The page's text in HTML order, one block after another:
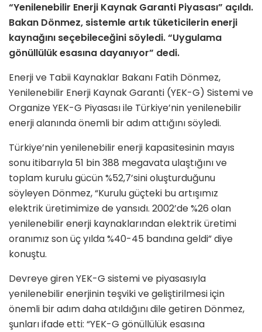
“Yenilenebilir Enerji Kaynak Garanti Piyasası” açıldı.
Bakan Dönmez, sistemle artık tüketicilerin enerji
kaynağını seçebileceğini söyledi. “Uygulama
gönüllülük esasına dayanıyor” dedi.
Enerji ve Tabii Kaynaklar Bakanı Fatih Dönmez,
Yenilenebilir Enerji Kaynak Garanti (YEK-G) Sistemi ve
Organize YEK-G Piyasası ile Türkiye’nin yenilenebilir
enerji alanında önemli bir adım attığını söyledi.
Türkiye’nin yenilenebilir enerji kapasitesinin mayıs
sonu itibarıyla 51 bin 388 megavata ulaştığını ve
toplam kurulu gücün %52,7’sini oluşturduğunu
söyleyen Dönmez, “Kurulu güçteki bu artışımız
elektrik üretimimize de yansıdı. 2002’de %26 olan
yenilenebilir enerji kaynaklarından elektrik üretimi
oranımız son üç yılda %40-45 bandına geldi” diye
konuştu.
Devreye giren YEK-G sistemi ve piyasasıyla
yenilenebilir enerjinin teşviki ve geliştirilmesi için
önemli bir adım daha atıldığını dile getiren Dönmez,
şunları ifade etti: “YEK-G gönüllülük esasına